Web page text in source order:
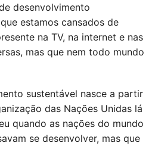
desenvolvimento
estamos cansados de
na TV, na internet e nas
mas que nem todo mundo
sustentável nasce a partir
das Nações Unidas lá
quando as nações do mundo
se desenvolver, mas que